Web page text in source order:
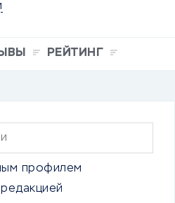
РЕЙТИНГ
профилем